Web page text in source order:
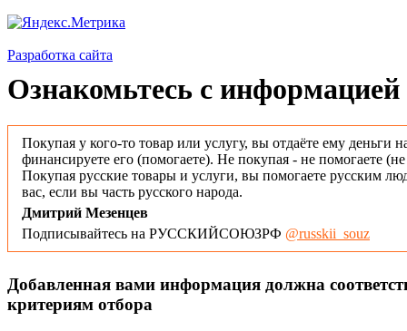
Разработка сайта
Ознакомьтесь с информацией
Покупая у кого-то товар или услугу, вы отдаёте ему деньги
финансируете его (помогаете). Не покупая - не помогаете
Покупая русские товары и услуги, вы помогаете русским
вас, если вы часть русского народа.
Дмитрий Мезенцев
Подписывайтесь на РУССКИЙСОЮЗРФ @russkii_souz
Добавленная вами информация должна
критериям отбора